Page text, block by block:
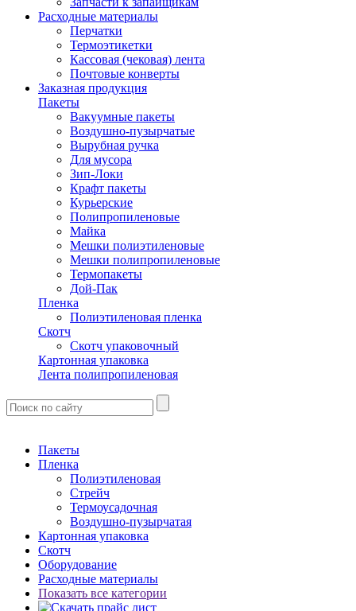
Расходные материалы
Перчатки
Термоэтикетки
Кассовая (чековая) лента
Почтовые конверты
Заказная продукция
Пакеты
Вакуумные пакеты
Воздушно-пузырчатые
Вырубная ручка
Для мусора
Зип-Локи
Крафт пакеты
Курьерские
Полипропиленовые
Майка
Мешки полиэтиленовые
Мешки полипропиленовые
Термопакеты
Дой-Пак
Пленка
Полиэтиленовая пленка
Скотч
Скотч упаковочный
Картонная упаковка
Лента полипропиленовая
Пакеты
Пленка
Полиэтиленовая
Стрейч
Термоусадочная
Воздушно-пузырчатая
Картонная упаковка
Скотч
Оборудование
Расходные материалы
Показать все категории